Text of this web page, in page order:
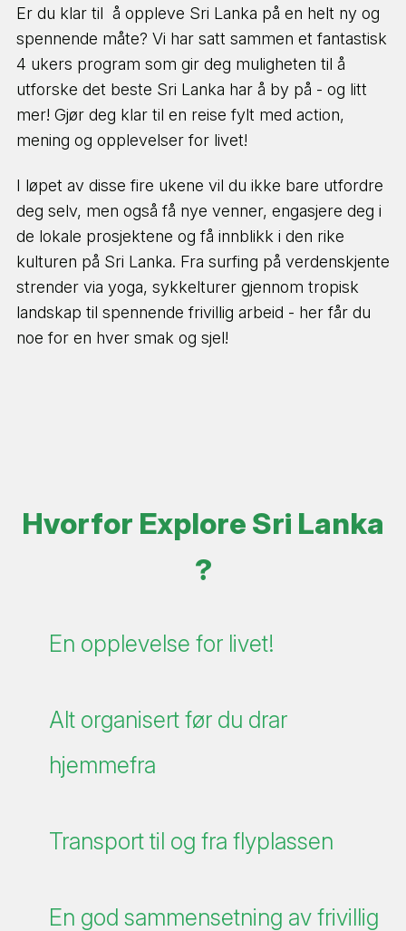
Er du klar til å oppleve Sri Lanka på en helt ny og
spennende måte? Vi har satt sammen et fantastisk
4 ukers program som gir deg muligheten til å
utforske det beste Sri Lanka har å by på - og litt
mer! Gjør deg klar til en reise fylt med action,
mening og opplevelser for livet!
I løpet av disse fire ukene vil du ikke bare utfordre
deg selv, men også få nye venner, engasjere deg i
de lokale prosjektene og få innblikk i den rike
kulturen på Sri Lanka. Fra surfing på verdenskjente
strender via yoga, sykkelturer gjennom tropisk
landskap til spennende frivillig arbeid - her får du
noe for en hver smak og sjel!
Hvorfor Explore Sri Lanka
?
En opplevelse for livet!
Alt organisert før du drar
hjemmefra
Transport til og fra flyplassen
En god sammensetning av frivillig